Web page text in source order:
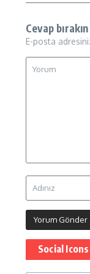
Cevap bırakın
E-posta
Social Icons